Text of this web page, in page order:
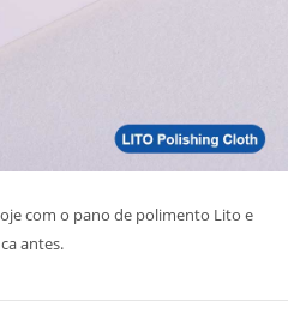
com o pano de polimento Lito e
antes.